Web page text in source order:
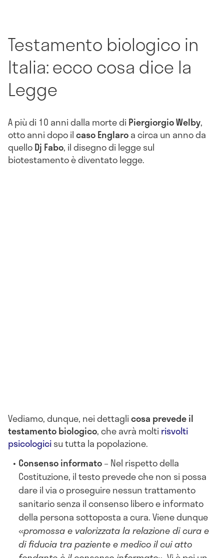
Testamento biologico in
Italia: ecco cosa dice la
Legge
A più di 10 anni dalla morte di Piergiorgio Welby,
otto anni dopo ilcaso Englaroa circa un anno da
quelloDj Fabo, il disegno di legge sul
biotestamento è diventato legge.
Vediamo, dunque, nei dettaglicosa prevede il
testamento biologico, che avrà molti risvolti
psicologicisu tutta la popolazione.
Consenso informato– Nel rispetto della
Costituzione, il testo prevede che non si possa
dare il via o proseguire nessun trattamento
sanitario senza il consenso libero e informato
della persona sottoposta a cura. Viene dunque
«promossa e valorizzata la relazione di cura e
di fiducia tra paziente e medico il cui atto